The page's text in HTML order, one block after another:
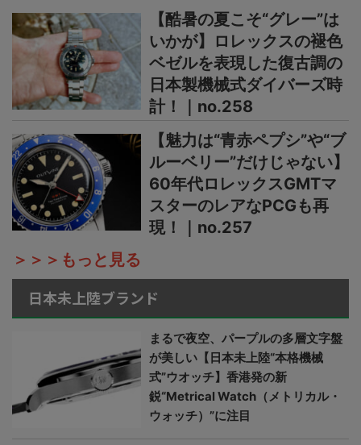
【酷暑の夏こそ“グレー”は
いかが】ロレックスの褪色
ベゼルを表現した復古調の
日本製機械式ダイバーズ時
計！｜no.258
【魅力は“青赤ペプシ”や“ブ
ルーベリー”だけじゃない】
60年代ロレックスGMTマ
スターのレアなPCGも再
現！｜no.257
＞＞＞もっと見る
日本未上陸ブランド
まるで夜空、パープルの多層文字盤
が美しい【日本未上陸“本格機械
式”ウオッチ】香港発の新
鋭“Metrical Watch（メトリカル・
ウォッチ）”に注目